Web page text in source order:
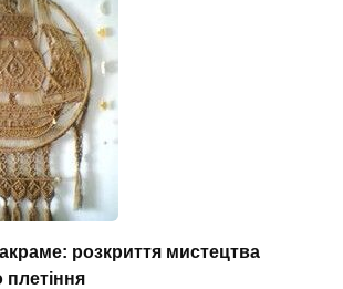
розкриття мистецтва
плетіння